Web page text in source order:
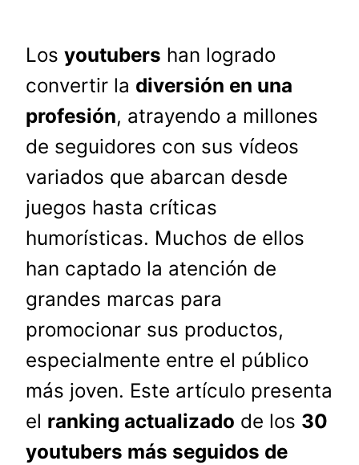
Los youtubers han logrado
convertir la diversión en una
profesión, atrayendo a millones
de seguidores con sus vídeos
variados que abarcan desde
juegos hasta críticas
humorísticas. Muchos de ellos
han captado la atención de
grandes marcas para
promocionar sus productos,
especialmente entre el público
más joven. Este artículo presenta
el ranking actualizado de los 30
youtubers más seguidos de